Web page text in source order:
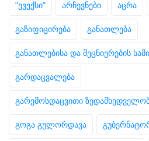
"ევექსი" არჩევნები აცრა
გაზიფიცირება განათლება
განათლებისა და მეცნიერების
გარდაცვალება
გარემოსდაცვითი
გოგა გულორდავა